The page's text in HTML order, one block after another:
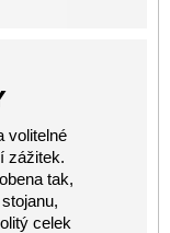
volitelné
zážitek.
tak,
celek